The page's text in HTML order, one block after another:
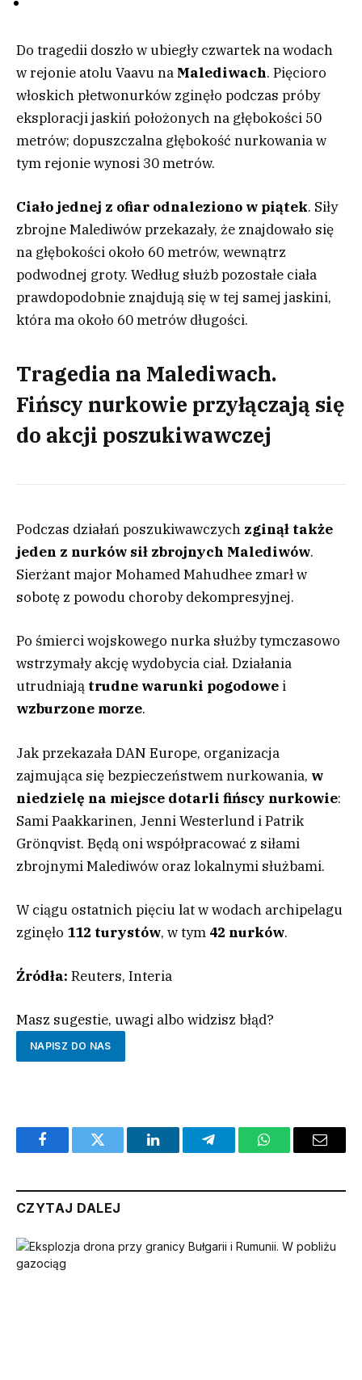
Do tragedii doszło w ubiegły czwartek na wodach
w rejonie atolu Vaavu na Malediwach. Pięcioro
włoskich płetwonurków zginęło podczas próby
eksploracji jaskiń położonych na głębokości 50
metrów; dopuszczalna głębokość nurkowania w
tym rejonie wynosi 30 metrów.
Ciało jednej z ofiar odnaleziono w piątek. Siły
zbrojne Malediwów przekazały, że znajdowało się
na głębokości około 60 metrów, wewnątrz
podwodnej groty. Według służb pozostałe ciała
prawdopodobnie znajdują się w tej samej jaskini,
która ma około 60 metrów długości.
Tragedia na Malediwach.
Fińscy nurkowie przyłączają się
do akcji poszukiwawczej
Podczas działań poszukiwawczych zginął także
jeden z nurków sił zbrojnych Malediwów.
Sierżant major Mohamed Mahudhee zmarł w
sobotę z powodu choroby dekompresyjnej.
Po śmierci wojskowego nurka służby tymczasowo
wstrzymały akcję wydobycia ciał. Działania
utrudniają trudne warunki pogodowe i
wzburzone morze.
Jak przekazała DAN Europe, organizacja
zajmująca się bezpieczeństwem nurkowania, w
niedzielę na miejsce dotarli fińscy nurkowie:
Sami Paakkarinen, Jenni Westerlund i Patrik
Grönqvist. Będą oni współpracować z siłami
zbrojnymi Malediwów oraz lokalnymi służbami.
W ciągu ostatnich pięciu lat w wodach archipelagu
zginęło 112 turystów, w tym 42 nurków.
Źródła: Reuters, Interia
Masz sugestie, uwagi albo widzisz błąd?
NAPISZ DO NAS
FacebookTwitter LinkedInTelegramWhatsAppEmail
CZYTAJ DALEJ